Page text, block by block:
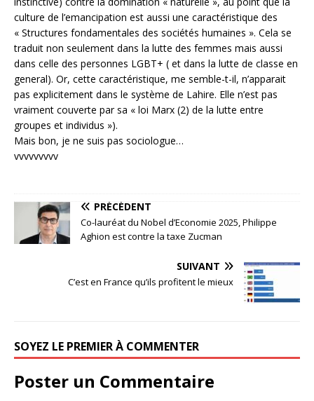
culture de l’emancipation est aussi une caractéristique des
« Structures fondamentales des sociétés humaines ». Cela se
traduit non seulement dans la lutte des femmes mais aussi
dans celle des personnes LGBT+ ( et dans la lutte de classe en
general). Or, cette caractéristique, me semble-t-il, n’apparait
pas explicitement dans le système de Lahire. Elle n’est pas
vraiment couverte par sa « loi Marx (2) de la lutte entre
groupes et individus »).
Mais bon, je ne suis pas sociologue…
vvvvvvvvv
PRÉCÉDENT
Co-lauréat du Nobel d’Economie 2025, Philippe
Aghion est contre la taxe Zucman
SUIVANT
C’est en France qu’ils profitent le mieux
SOYEZ LE PREMIER À COMMENTER
Poster un Commentaire